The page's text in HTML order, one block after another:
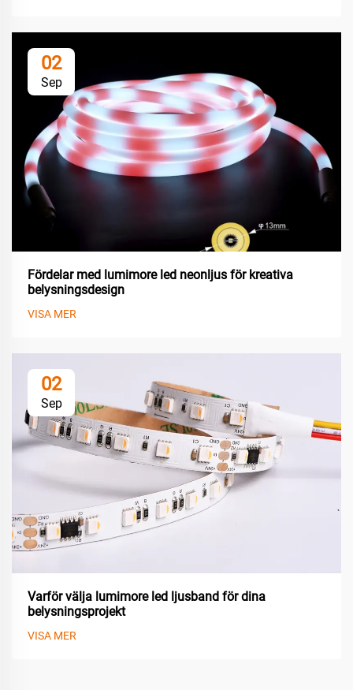
02
Sep
Fördelar med lumimore led neonljus för kreativa
belysningsdesign
VISA MER
02
Sep
Varför välja lumimore led ljusband för dina
belysningsprojekt
VISA MER